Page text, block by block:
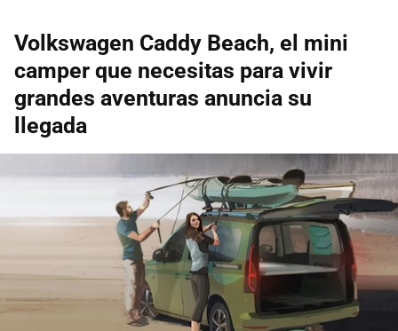
Volkswagen Caddy Beach, el mini
camper que necesitas para vivir
grandes aventuras anuncia su
llegada